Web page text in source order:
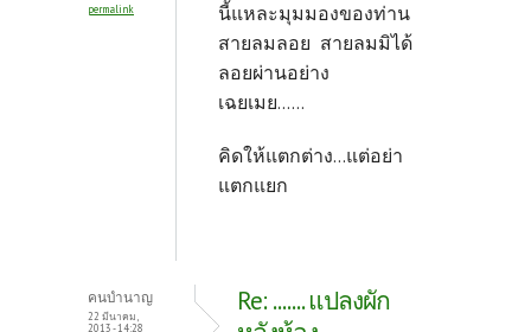
permalink
นี้แหละมุมมองของท่าน
สายลมลอย สายลมมิได้
ลอยผ่านอย่าง
เฉยเมย......
คิดให้แตกต่าง...แต่อย่า
แตกแยก
คนบำนาญ
22 มีนาคม,
2013 - 14:28
Re: ....... แปลงผัก